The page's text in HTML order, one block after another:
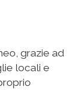
grazie ad
locali e